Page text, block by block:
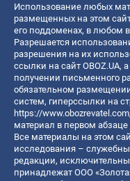
Использование любых
размещенных на этом
его поддоменах, в любом
Разрешается
разрешения на их
ссылки на сайт OBOZ.UA,
получении письменного
обязательном
систем, гиперссылки на
https://www.obozrevatel.com
материал в первом абзаце
Все материалы на этом
исследования –
редакции,
принадлежат ООО